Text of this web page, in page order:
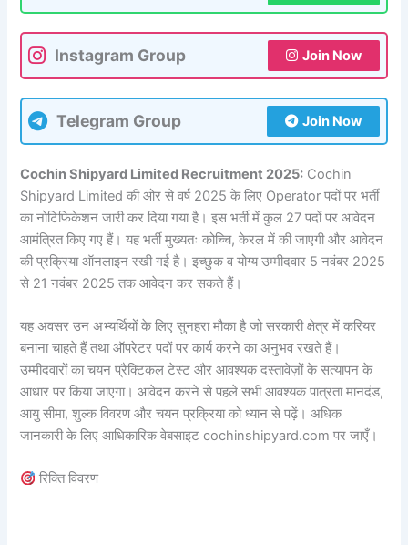
Instagram Group Join Now
Telegram Group Join Now
Cochin Shipyard Limited Recruitment 2025: Cochin
Shipyard Limited की ओर से वर्ष 2025 के लिए Operator पदों पर भर्ती
का नोटिफिकेशन जारी कर दिया गया है। इस भर्ती में कुल 27 पदों पर आवेदन
आमंत्रित किए गए हैं। यह भर्ती मुख्यतः कोच्चि, केरल में की जाएगी और आवेदन
की प्रक्रिया ऑनलाइन रखी गई है। इच्छुक व योग्य उम्मीदवार 5 नवंबर 2025
से 21 नवंबर 2025 तक आवेदन कर सकते हैं।
यह अवसर उन अभ्यर्थियों के लिए सुनहरा मौका है जो सरकारी क्षेत्र में करियर
बनाना चाहते हैं तथा ऑपरेटर पदों पर कार्य करने का अनुभव रखते हैं।
उम्मीदवारों का चयन प्रैक्टिकल टेस्ट और आवश्यक दस्तावेज़ों के सत्यापन के
आधार पर किया जाएगा। आवेदन करने से पहले सभी आवश्यक पात्रता मानदंड,
आयु सीमा, शुल्क विवरण और चयन प्रक्रिया को ध्यान से पढ़ें। अधिक
जानकारी के लिए आधिकारिक वेबसाइट cochinshipyard.com पर जाएँ।
रिक्ति विवरण